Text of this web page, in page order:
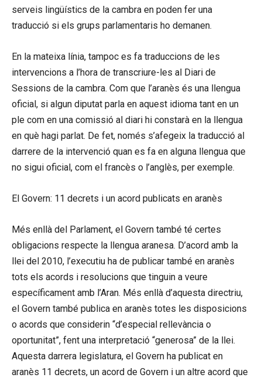
serveis lingüístics de la cambra en poden fer una
traducció si els grups parlamentaris ho demanen.
En la mateixa línia, tampoc es fa traduccions de les
intervencions a l’hora de transcriure-les al Diari de
Sessions de la cambra. Com que l’aranès és una llengua
oficial, si algun diputat parla en aquest idioma tant en un
ple com en una comissió al diari hi constarà en la llengua
en què hagi parlat. De fet, només s’afegeix la traducció al
darrere de la intervenció quan es fa en alguna llengua que
no sigui oficial, com el francès o l’anglès, per exemple.
El Govern: 11 decrets i un acord publicats en aranès
Més enllà del Parlament, el Govern també té certes
obligacions respecte la llengua aranesa. D’acord amb la
llei del 2010, l’executiu ha de publicar també en aranès
tots els acords i resolucions que tinguin a veure
específicament amb l’Aran. Més enllà d’aquesta directriu,
el Govern també publica en aranès totes les disposicions
o acords que considerin “d’especial rellevància o
oportunitat”, fent una interpretació “generosa” de la llei.
Aquesta darrera legislatura, el Govern ha publicat en
aranès 11 decrets, un acord de Govern i un altre acord que